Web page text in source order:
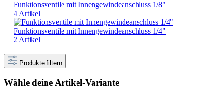
Funktionsventile mit Innengewindeanschluss 1/8"
4 Artikel
Funktionsventile mit Innengewindeanschluss 1/4"
2 Artikel
Produkte filtern
Wähle deine Artikel-Variante